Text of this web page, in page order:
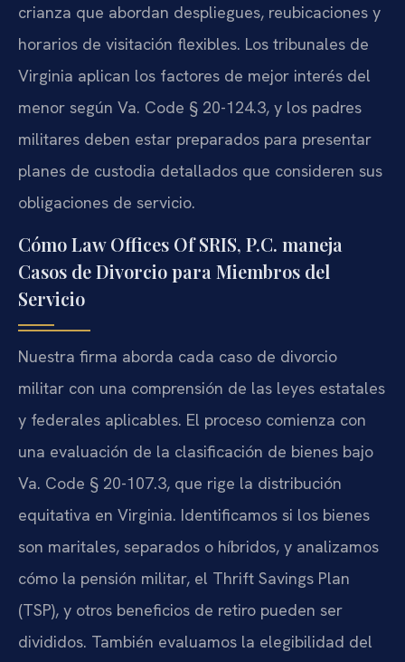
crianza que abordan despliegues, reubicaciones y
horarios de visitación flexibles. Los tribunales de
Virginia aplican los factores de mejor interés del
menor según Va. Code § 20-124.3, y los padres
militares deben estar preparados para presentar
planes de custodia detallados que consideren sus
obligaciones de servicio.
Cómo Law Offices Of SRIS, P.C. maneja
Casos de Divorcio para Miembros del
Servicio
Nuestra firma aborda cada caso de divorcio
militar con una comprensión de las leyes estatales
y federales aplicables. El proceso comienza con
una evaluación de la clasificación de bienes bajo
Va. Code § 20-107.3, que rige la distribución
equitativa en Virginia. Identificamos si los bienes
son maritales, separados o híbridos, y analizamos
cómo la pensión militar, el Thrift Savings Plan
(TSP), y otros beneficios de retiro pueden ser
divididos. También evaluamos la elegibilidad del